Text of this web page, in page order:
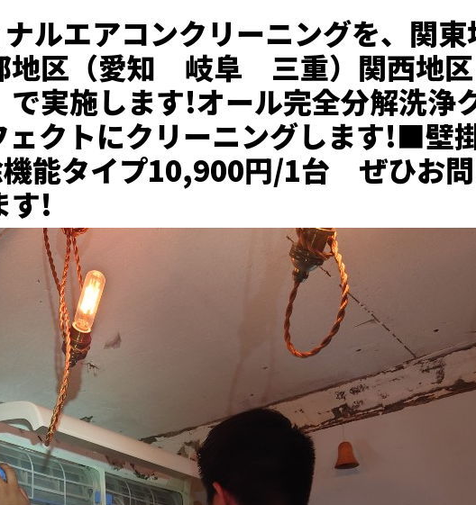
ルエアコンクリーニングを、関
区（愛知 岐阜 三重）関西地
施します!オール完全分解洗浄
ェクトにクリーニングします!■壁
能タイプ10,900円/1台 ぜひお問
す!